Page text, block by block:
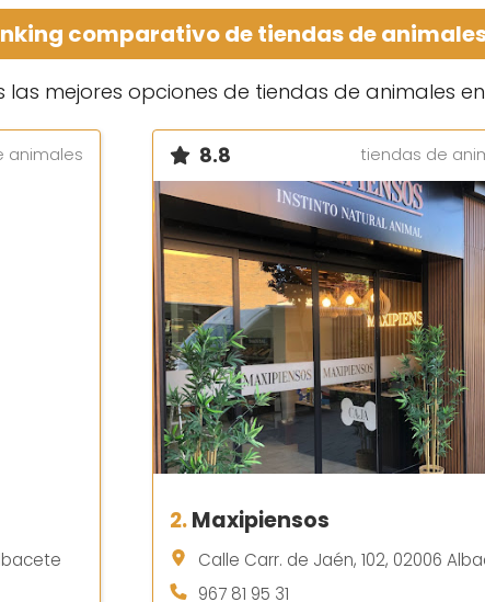
comparativo de tiendas de
mejores opciones de tiendas de animales
animales 8.8 tiendas de
2.Maxipiensos
Calle Carr. de Jaén, 102, 02006
967 81 95 31